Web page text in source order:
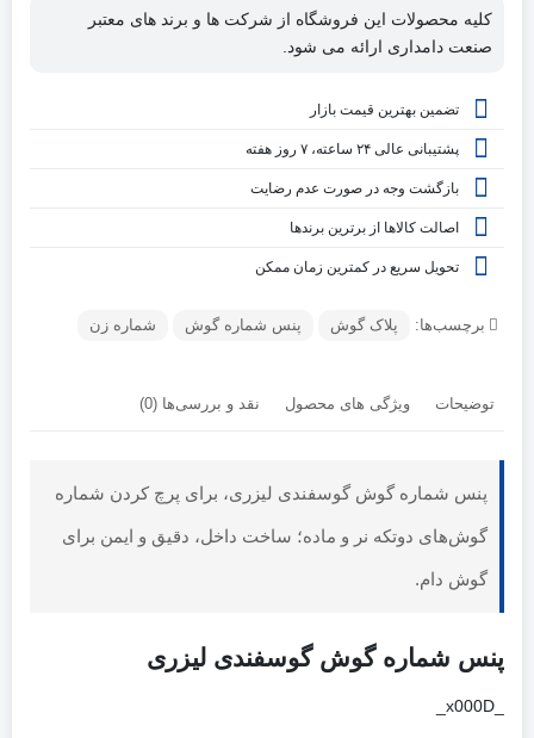
کلیه محصولات این فروشگاه از شرکت ها و برند های معتبر
صنعت دامداری ارائه می شود.
تضمین بهترین قیمت بازار
پشتیبانی عالی ۲۴ ساعته، ۷ روز هفته
بازگشت وجه در صورت عدم رضایت
اصالت کالاها از برترین برندها
تحویل سریع در کمترین زمان ممکن
برچسب‌ها: پلاک گوش پنس شماره گوش شماره زن
توضیحات ویژگی های محصول نقد و بررسی‌ها (0)
پنس شماره گوش گوسفندی لیزری، برای پرچ کردن شماره
گوش‌های دوتکه نر و ماده؛ ساخت داخل، دقیق و ایمن برای
گوش دام.
پنس شماره گوش گوسفندی لیزری